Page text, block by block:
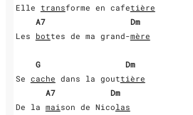
Elle transforme en cafetière
   A7                 Dm
Les bottes de ma grand-mère
   G                 Dm
Se cache dans la gouttière
    A7           Dm
De la maison de Nicolas